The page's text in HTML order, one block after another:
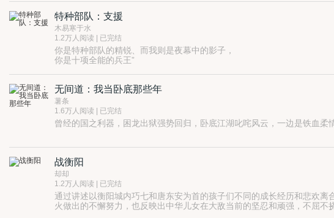
特种部队：支援
木易寒于水
1.2万人阅读 | 已完结
你是特种部队的精锐、而我则是夜幕中的影子，
你是十项全能的兵王”
无间道：我当卧底那些年
薯条
1.6万人阅读 | 已完结
曾经的国之利器，困龙出狱强势回归，卧底江湖叱咤风云，一边是铁血
战衡阳
却却
1.2万人阅读 | 已完结
通过讲述以衡阳城内巧七和唐东安为首的孩子们不同的成长经历和悲欢
火做出的不懈努力，也反映出中华儿女在大敌当前的坚忍和顽强，不屈不